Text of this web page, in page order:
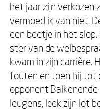
het jaar zijn verkozen
vermoed ik van niet.
een beetje in het
ster van de
kwam in zijn carrière.
fouten en toen hij tot
opponent
leugens, leek zijn lot